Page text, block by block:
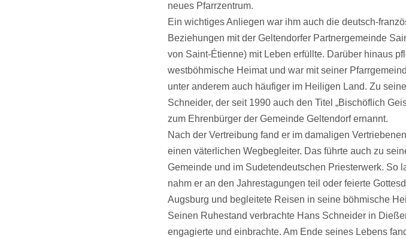
neues Pfarrzentrum.
Ein wichtiges Anliegen war ihm auch die deutsch-
Beziehungen mit der Geltendorfer Partnergemeinde
von Saint-Étienne) mit Leben erfüllte. Darüber hinaus
westböhmische Heimat und war mit seiner
unter anderem auch häufiger im Heiligen Land. Zu
Schneider, der seit 1990 auch den Titel „Bischöflich
zum Ehrenbürger der Gemeinde Geltendorf ernannt.
Nach der Vertreibung fand er im damaligen
einen väterlichen Wegbegleiter. Das führte auch zu
Gemeinde und im Sudetendeutschen Priesterwerk. So
nahm er an den Jahrestagungen teil oder feierte
Augsburg und begleitete Reisen in seine böhmische
Seinen Ruhestand verbrachte Hans Schneider in
engagierte und einbrachte. Am Ende seines Lebens